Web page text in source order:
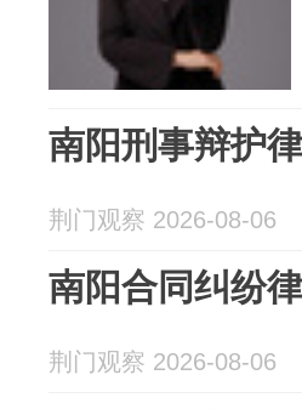
南阳刑事辩护
荆门观察 2026-08-06
南阳合同纠纷
荆门观察 2026-08-06